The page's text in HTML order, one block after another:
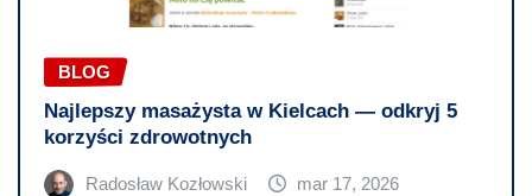
BLOG
Najlepszy masażysta w Kielcach — odkryj 5
korzyści zdrowotnych
Radosław Kozłowski mar 17, 2026